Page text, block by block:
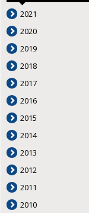
2021
2020
2019
2018
2017
2016
2015
2014
2013
2012
2011
2010